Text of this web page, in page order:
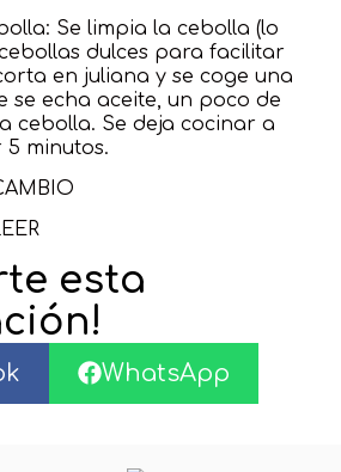
Se limpia la cebolla (lo
dulces para facilitar
en juliana y se coge una
se echa aceite, un poco de
cebolla. Se deja cocinar a
minutos.
esta
WhatsApp